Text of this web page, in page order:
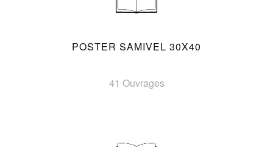
POSTER SAMIVEL 30X40
41 Ouvrages